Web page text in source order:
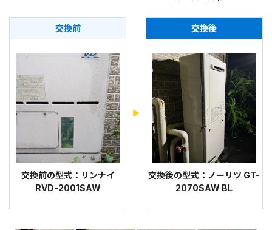
交換前
交換前の型式：リンナイ
RVD-2001SAW
交換後
交換後の型式：ノーリツ GT-
2070SAW BL